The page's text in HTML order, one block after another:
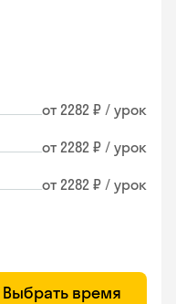
от 2282 ₽ / урок
от 2282 ₽ / урок
от 2282 ₽ / урок
Выбрать время